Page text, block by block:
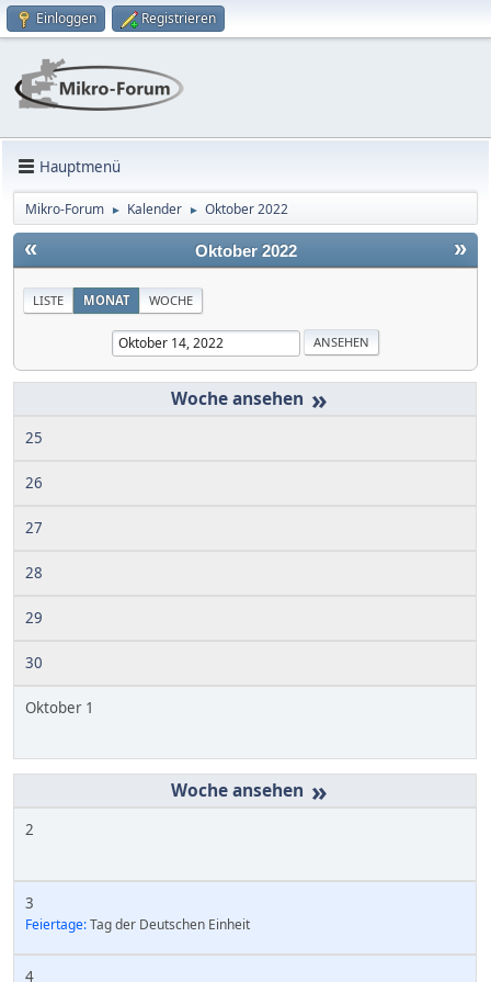
Einloggen Registrieren
Hauptmenü
Mikro-Forum ► Kalender ► Oktober 2022
« »
Oktober 2022
LISTE MONAT WOCHE
»
25
26
27
28
29
30
Oktober 1
»
2
3
Feiertage:Tag der Deutschen Einheit
4